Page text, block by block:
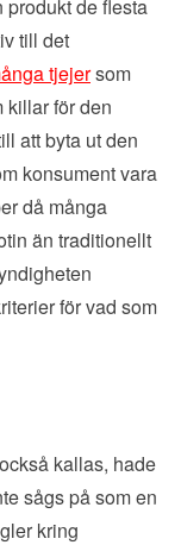
produkt de flesta
till det
tjejersom
killar för den
att byta ut den
konsument vara
då många
än traditionellt
för vad som
kallas, hade
sågs på som en
kring